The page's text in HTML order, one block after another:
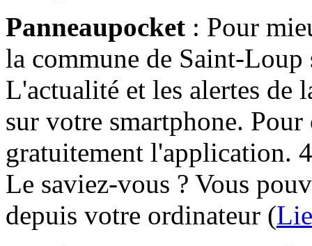
Panneaupocket : Pour
la commune de Saint-Loup
L'actualité et les alertes de
sur votre smartphone.
gratuitement l'application.
Le saviez-vous ? Vous
depuis votre ordinateur (